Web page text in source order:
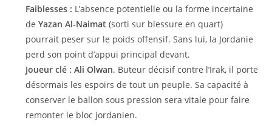
Faiblesses : L’absence potentielle ou la forme incertaine
deYazan Al-Naimat (sorti sur blessure en quart)
pourrait peser sur le poids offensif. Sans lui, la Jordanie
perd son point d’appui principal devant.
Joueur clé : Ali Olwan. Buteur décisif contre l’Irak, il porte
désormais les espoirs de tout un peuple. Sa capacité à
conserver le ballon sous pression sera vitale pour faire
remonter le bloc jordanien.